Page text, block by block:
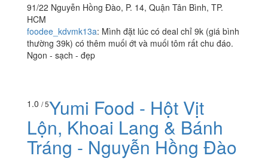
91/22 Nguyễn Hồng Đào, P. 14, Quận Tân Bình, TP.
HCM
foodee_kdvmk13a: Mình đặt lúc có deal chỉ 9k (giá bình
thường 39k) có thêm muối ớt và muối tôm rất chu đáo.
Ngon - sạch - đẹp
1.0 / 5Yumi Food - Hột Vịt
Lộn, Khoai Lang & Bánh
Tráng - Nguyễn Hồng Đào